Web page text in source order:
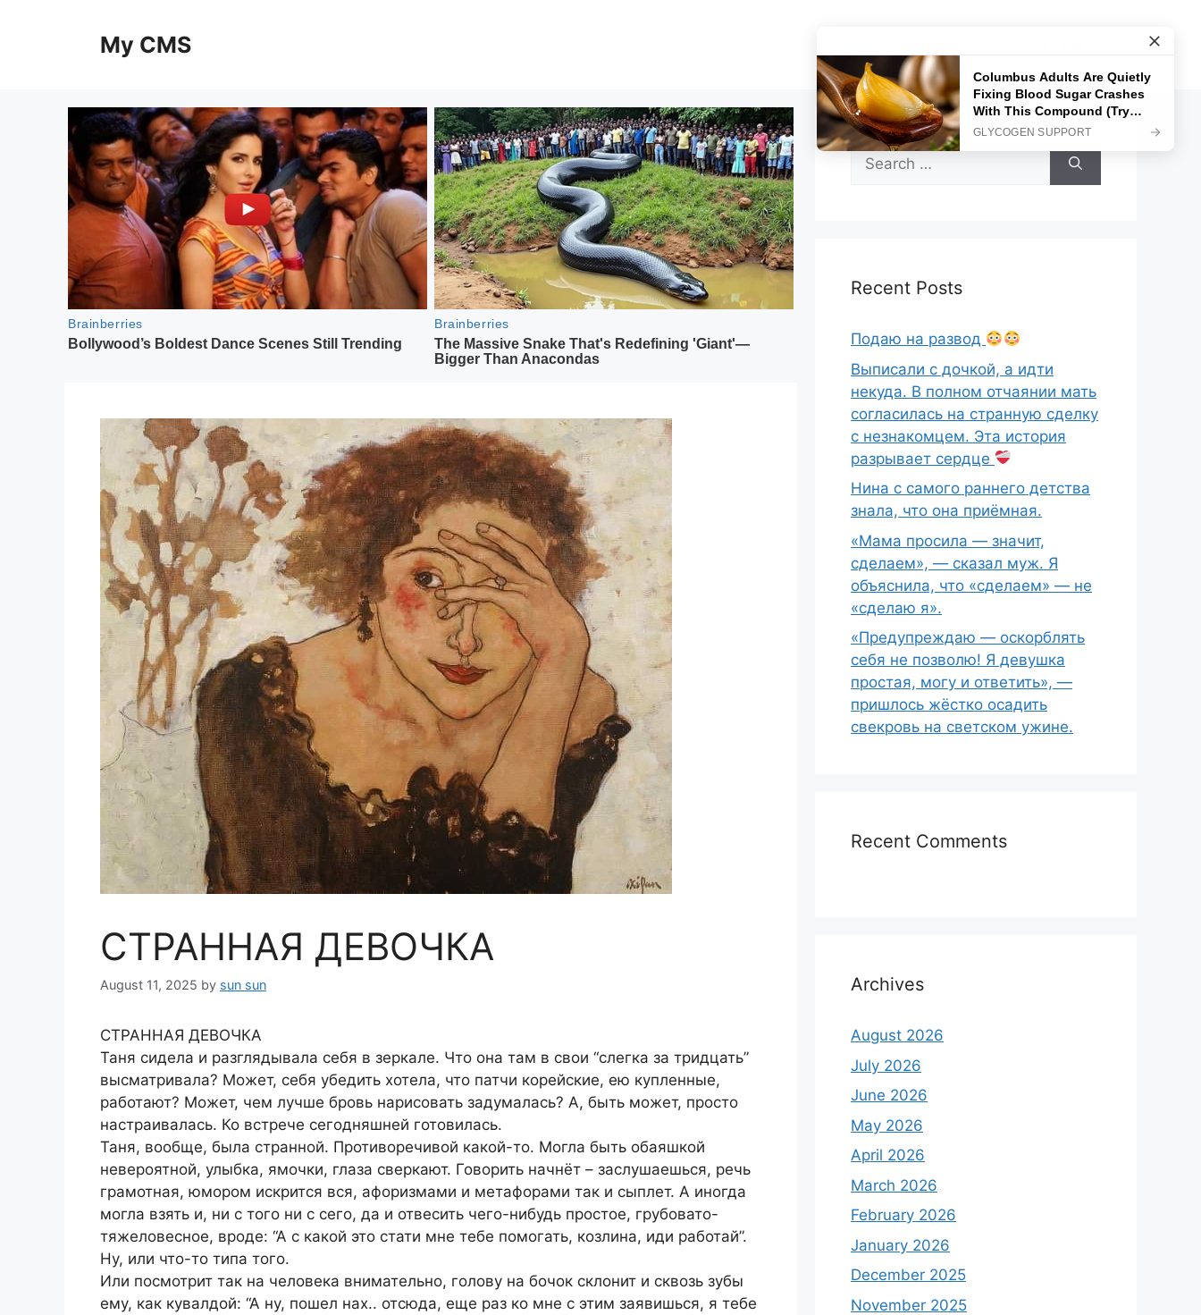
My CMS
СТРАННАЯ ДЕВОЧКА
August 11, 2025 by sun sun
СТРАННАЯ ДЕВОЧКА
Таня сидела и разглядывала себя в зеркале. Что она там в свои “слегка за тридцать”
высматривала? Может, себя убедить хотела, что патчи корейские, ею купленные,
работают? Может, чем лучше бровь нарисовать задумалась? А, быть может, просто
настраивалась. Ко встрече сегодняшней готовилась.
Таня, вообще, была странной. Противоречивой какой-то. Могла быть обаяшкой
невероятной, улыбка, ямочки, глаза сверкают. Говорить начнёт – заслушаешься, речь
грамотная, юмором искрится вся, афоризмами и метафорами так и сыплет. А иногда
могла взять и, ни с того ни с сего, да и отвесить чего-нибудь простое, грубовато-
тяжеловесное, вроде: “А с какой это стати мне тебе помогать, козлина, иди работай”.
Ну, или что-то типа того.
Или посмотрит так на человека внимательно, голову на бочок склонит и сквозь зубы
ему, как кувалдой: “А ну, пошел нах.. отсюда, еще раз ко мне с этим заявишься, я тебе
Search
for:
Recent Posts
Подаю на развод
Выписали с дочкой, а идти
некуда. В полном отчаянии мать
согласилась на странную сделку
с незнакомцем. Эта история
разрывает сердце
Нина с самого раннего детства
знала, что она приёмная.
«Мама просила — значит,
сделаем», — сказал муж. Я
объяснила, что «сделаем» — не
«сделаю я».
«Предупреждаю — оскорблять
себя не позволю! Я девушка
простая, могу и ответить», —
пришлось жёстко осадить
свекровь на светском ужине.
Recent Comments
Archives
August 2026
July 2026
June 2026
May 2026
April 2026
March 2026
February 2026
January 2026
December 2025
November 2025